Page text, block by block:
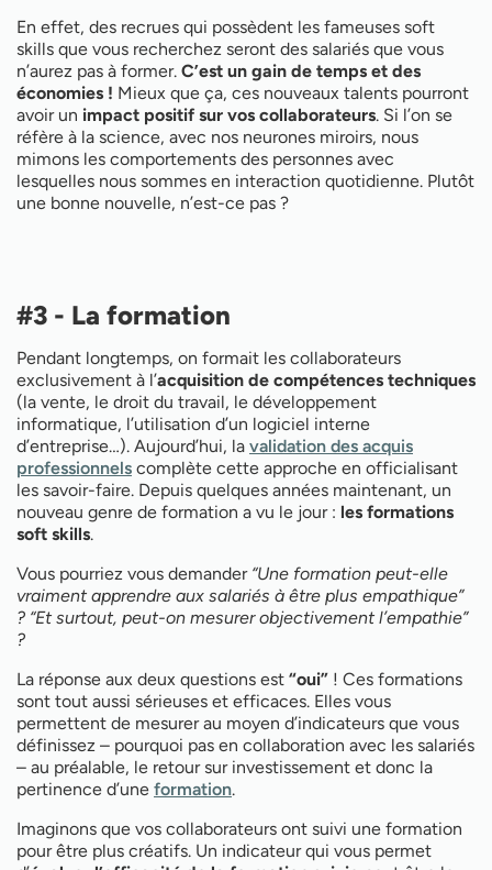
En effet, des recrues qui possèdent les fameuses soft
skills que vous recherchez seront des salariés que vous
n’aurez pas à former. C’est un gain de temps et des
économies ! Mieux que ça, ces nouveaux talents pourront
avoir un impact positif sur vos collaborateurs. Si l’on se
réfère à la science, avec nos neurones miroirs, nous
mimons les comportements des personnes avec
lesquelles nous sommes en interaction quotidienne. Plutôt
une bonne nouvelle, n’est-ce pas ?
#3 - La formation
Pendant longtemps, on formait les collaborateurs
exclusivement à l’acquisition de compétences techniques
(la vente, le droit du travail, le développement
informatique, l’utilisation d’un logiciel interne
d’entreprise…). Aujourd’hui, la validation des acquis
professionnels complète cette approche en officialisant
les savoir-faire. Depuis quelques années maintenant, un
nouveau genre de formation a vu le jour : les formations
soft skills.
Vous pourriez vous demander“Une formation peut-elle
vraiment apprendre aux salariés à être plus empathique”
? “Et surtout, peut-on mesurer objectivement l’empathie”
?
La réponse aux deux questions est “oui” ! Ces formations
sont tout aussi sérieuses et efficaces. Elles vous
permettent de mesurer au moyen d’indicateurs que vous
définissez – pourquoi pas en collaboration avec les salariés
– au préalable, le retour sur investissement et donc la
pertinence d’une formation.
Imaginons que vos collaborateurs ont suivi une formation
pour être plus créatifs. Un indicateur qui vous permet